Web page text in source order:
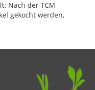
Nach der TCM
gekocht werden,